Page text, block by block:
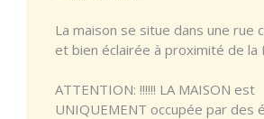
La maison se situe dans une rue
et bien éclairée à proximité de la
ATTENTION: !!!!!! LA MAISON est
UNIQUEMENT occupée par des